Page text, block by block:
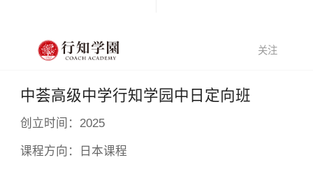
关注
中荟高级中学行知学园中日定向班
创立时间： 2025
课程方向： 日本课程